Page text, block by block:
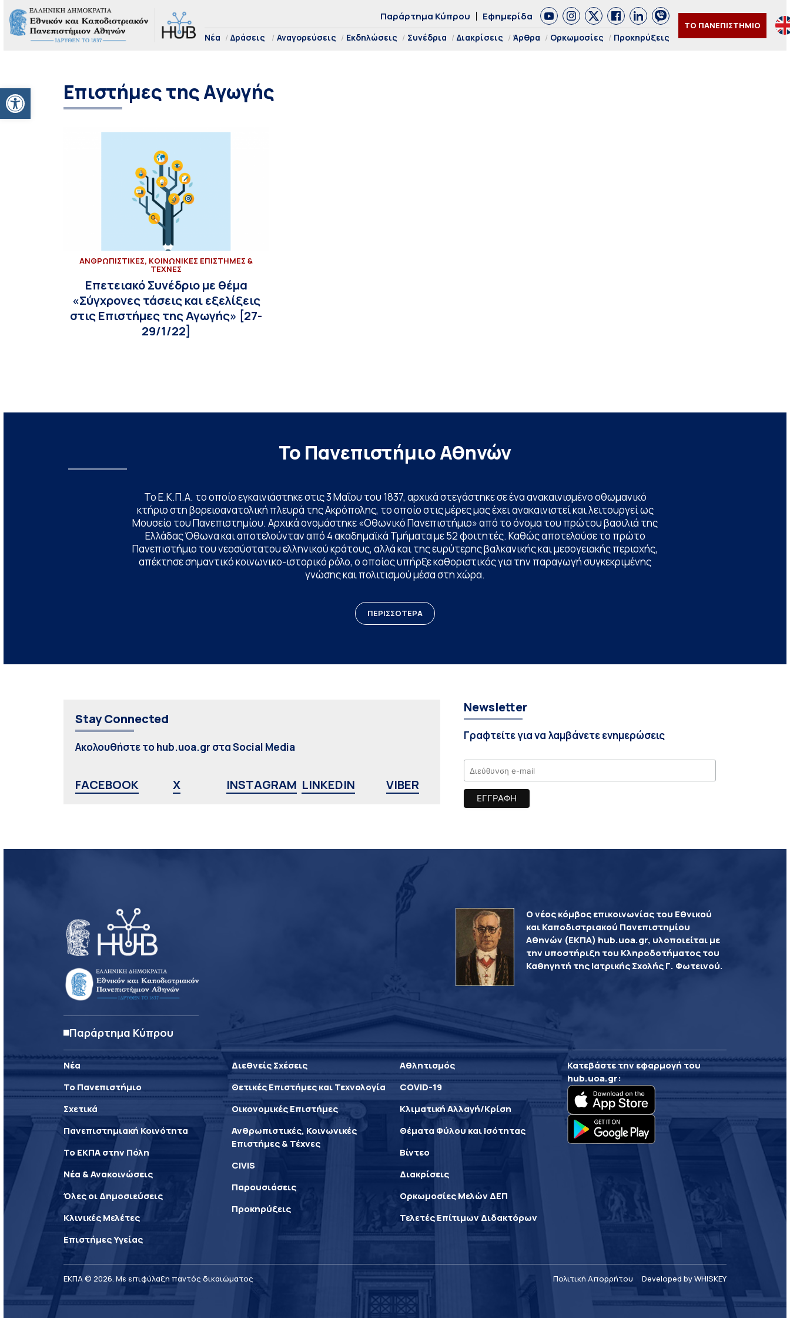
Ανοίξτε τη γραμμή εργαλείων
Παράρτημα Κύπρου Εφημερίδα
Νέα Δράσεις Αναγορεύσεις Εκδηλώσεις Συνέδρια Διακρίσεις Άρθρα Ορκωμοσίες Προκηρύξεις
ΤΟ ΠΑΝΕΠΙΣΤΗΜΙΟ
Επιστήμες της Αγωγής
ΑΝΘΡΩΠΙΣΤΙΚΕΣ, ΚΟΙΝΩΝΙΚΕΣ ΕΠΙΣΤΗΜΕΣ &
ΤΕΧΝΕΣ
Επετειακό Συνέδριο με θέμα
«Σύγχρονες τάσεις και εξελίξεις
στις Επιστήμες της Αγωγής» [27-
29/1/22]
Το Πανεπιστήμιο Αθηνών
Το Ε.Κ.Π.Α. το οποίο εγκαινιάστηκε στις 3 Μαΐου του 1837, αρχικά στεγάστηκε σε ένα ανακαινισμένο οθωμανικό
κτήριο στη βορειοανατολική πλευρά της Ακρόπολης, το οποίο στις μέρες μας έχει ανακαινιστεί και λειτουργεί ως
Μουσείο του Πανεπιστημίου. Αρχικά ονομάστηκε «Οθωνικό Πανεπιστήμιο» από το όνομα του πρώτου βασιλιά της
Ελλάδας Όθωνα και αποτελούνταν από 4 ακαδημαϊκά Τμήματα με 52 φοιτητές. Καθώς αποτελούσε το πρώτο
Πανεπιστήμιο του νεοσύστατου ελληνικού κράτους, αλλά και της ευρύτερης βαλκανικής και μεσογειακής περιοχής,
απέκτησε σημαντικό κοινωνικο-ιστορικό ρόλο, ο οποίος υπήρξε καθοριστικός για την παραγωγή συγκεκριμένης
γνώσης και πολιτισμού μέσα στη χώρα.
ΠΕΡΙΣΣΟΤΕΡΑ
Stay Connected
Ακολουθήστε το hub.uoa.gr στα Social Media
FACEBOOK X INSTAGRAM LINKEDIN VIBER
Newsletter
Γραφτείτε για να λαμβάνετε ενημερώσεις
Παράρτημα Κύπρου
Ο νέος κόμβος επικοινωνίας του Εθνικού
και Καποδιστριακού Πανεπιστημίου
Αθηνών (ΕΚΠΑ) hub.uoa.gr, υλοποιείται με
την υποστήριξη του Κληροδοτήματος του
Καθηγητή της Ιατρικής Σχολής Γ. Φωτεινού.
Νέα
Το Πανεπιστήμιο
Σχετικά
Πανεπιστημιακή Κοινότητα
Το ΕΚΠΑ στην Πόλη
Νέα & Ανακοινώσεις
Όλες οι Δημοσιεύσεις
Κλινικές Μελέτες
Επιστήμες Υγείας
Διεθνείς Σχέσεις
Θετικές Επιστήμες και Τεχνολογία
Οικονομικές Επιστήμες
Ανθρωπιστικές, Κοινωνικές
Επιστήμες & Τέχνες
CIVIS
Παρουσιάσεις
Προκηρύξεις
Αθλητισμός
COVID-19
Κλιματική Αλλαγή/Κρίση
Θέματα Φύλου και Ισότητας
Βίντεο
Διακρίσεις
Ορκωμοσίες Μελών ΔΕΠ
Τελετές Επίτιμων Διδακτόρων
Κατεβάστε την εφαρμογή του
hub.uoa.gr:
ΕΚΠΑ © 2026. Με επιφύλαξη παντός δικαιώματος Πολιτική Απορρήτου Developed by WHISKEY